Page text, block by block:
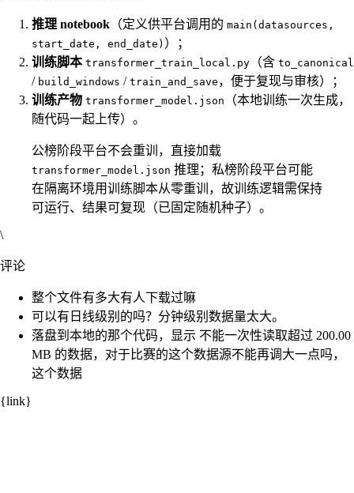
推理 notebook （定义供平台调用的 main(datasources,
start_date, end_date) ）；
训练脚本 transformer_train_local.py （含 to_canonical
/ build_windows / train_and_save ，便于复现与审核）；
训练产物 transformer_model.json
（本地训练一次生成，
随代码一起上传）。
公榜阶段平台不会重训，直接加载
transformer_model.json 推理；私榜阶段平台可能
在隔离环境用训练脚本从零重训，故训练逻辑需保持
可运行、结果可复现（已固定随机种子）。
\
评论
整个文件有多大有人下载过嘛
可以有日线级别的吗？分钟级别数据量太大。
落盘到本地的那个代码，显示 不能一次性读取超过 200.00
MB 的数据，对于比赛的这个数据源不能再调大一点吗，
这个数据
{link}